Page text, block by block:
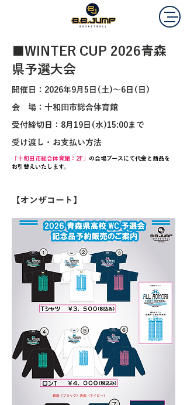
■WINTER CUP 2026青森
県予選大会
​開催日：2026年9月5日(土)～6日(日)
会 場：十和田市総合体育館
受付締切日：8月19日(水)15:00まで
受け渡し・お支払い方法
「十和田市総合体育館：2F」 の会場ブースにて代金と商品を
お引替えいたします。
【オンザコート】